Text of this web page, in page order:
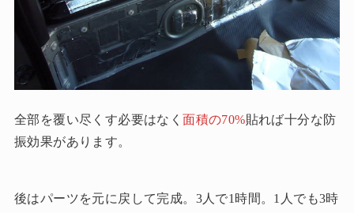
全部を覆い尽くす必要はなく面積の70%貼れば十分な防
振効果があります。
後はパーツを元に戻して完成。3人で1時間。1人でも3時